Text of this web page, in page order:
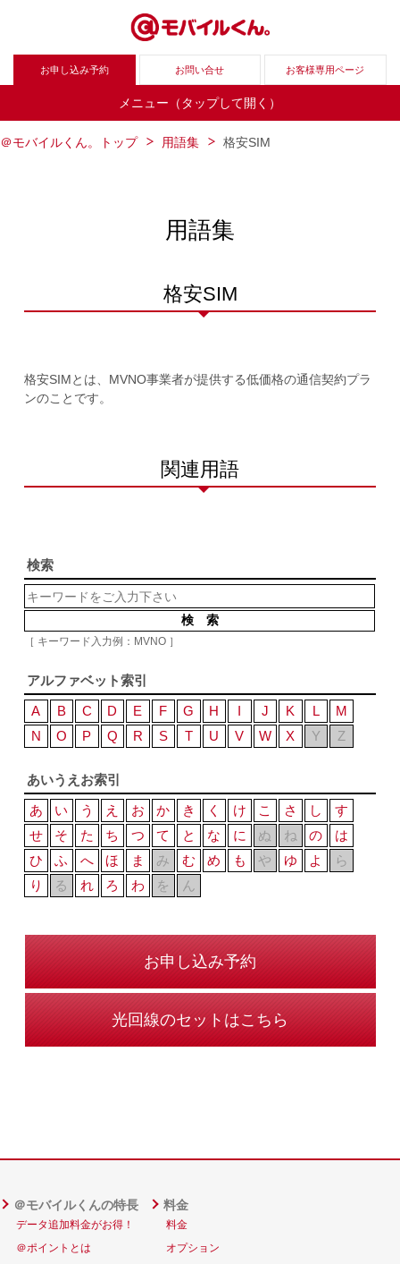
お申し込み予約 お問い合せ お客様専用ページ
メニュー（タップして開く）
＠モバイルくん。トップ 用語集 格安SIM
用語集
格安SIM
格安SIMとは、MVNO事業者が提供する低価格の通信契約プラ
ンのことです。
関連用語
検索
［ キーワード入力例：MVNO ］
アルファベット索引
A
B C D E F G H I J K L
M
N
O P Q R S T U V W X Y Z
あいうえお索引
あ
い う え お か き く け こ さ し
す
せ
そ た ち つ て と な に ぬ ね の
は
ひ
ふ へ ほ ま み む め も や ゆ よ
ら
り
る れ ろ わ を ん
お申し込み予約
光回線のセットはこちら
＠モバイルくんの特長
データ追加料金がお得！
＠ポイントとは
料金
料金
オプション